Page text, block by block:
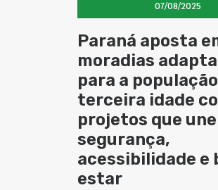
07/08/2025
Paraná aposta
moradias
para a
terceira idade
projetos que
segurança,
acessibilidade e
estar